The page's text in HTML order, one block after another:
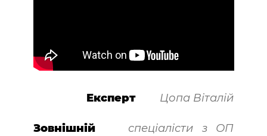
Експерт Цопа Віталій
Зовнішній
спеціалісти з ОП